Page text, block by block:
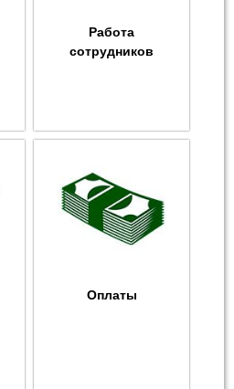
Работа
сотрудников
Оплаты